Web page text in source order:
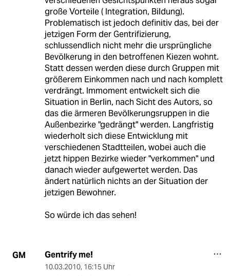
große Vorteile ( Integration, Bildung).
Problematisch ist jedoch definitiv das, bei der
jetzigen Form der Gentrifizierung,
schlussendlich nicht mehr die ursprüngliche
Bevölkerung in den betroffenen Kiezen wohnt.
Statt dessen werden diese durch Gruppen mit
größerem Einkommen nach und nach komplett
verdrängt. Immoment entwickelt sich die
Situation in Berlin, nach Sicht des Autors, so
das die ärmeren Bevölkerungsruppen in die
Außenbezirke "gedrängt" werden. Langfristig
wiederholt sich diese Entwicklung mit
verschiedenen Stadtteilen, wobei auch die
jetzt hippen Bezirke wieder "verkommen" und
danach wieder aufgewertet werden. Das
ändert natürlich nichts an der Situation der
jetzigen Bewohner.
So würde ich das sehen!
GM Gentrify me!
10.03.2010, 16:15 Uhr